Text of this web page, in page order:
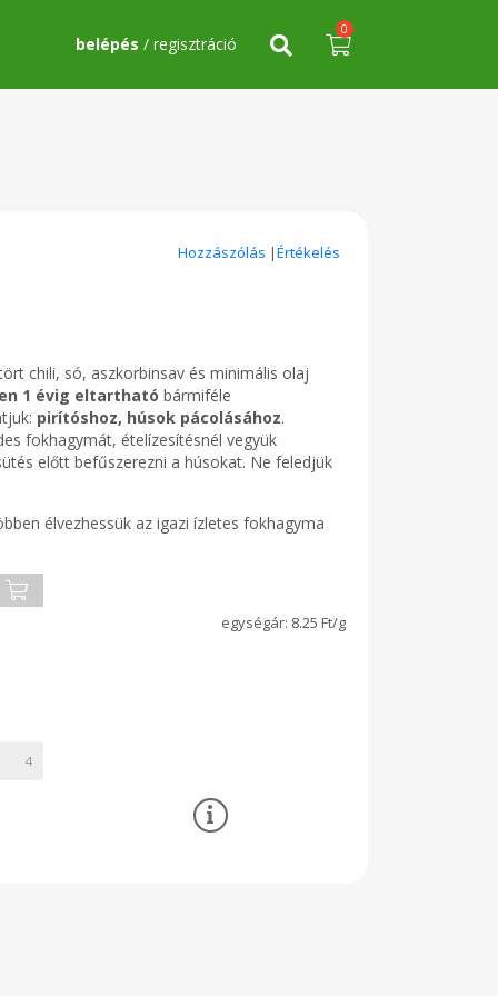
belépés / regisztráció
0
Hozzászólás |Értékelés
chili, só, aszkorbinsav és minimális olaj
1 évig eltartható bármiféle
pirítóshoz, húsok pácolásához.
fokhagymát, ételízesítésnél vegyük
előtt befűszerezni a húsokat. Ne feledjük
élvezhessük az igazi ízletes fokhagyma
8.25 Ft/g
4